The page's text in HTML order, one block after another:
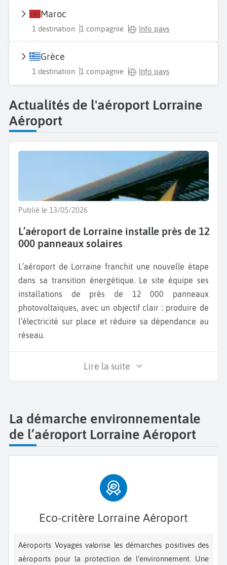
Maroc
1 destination 1 compagnie Info pays
Grèce
1 destination 1 compagnie Info pays
Actualités de l'aéroport Lorraine
Aéroport
Publié le 13/05/2026
L’aéroport de Lorraine installe près de 12
000 panneaux solaires
L’aéroport de Lorraine franchit une nouvelle étape
dans sa transition énergétique. Le site équipe ses
installations de près de 12 000 panneaux
photovoltaïques, avec un objectif clair : produire de
l’électricité sur place et réduire sa dépendance au
réseau.
Lire la suite
La démarche environnementale
de l’aéroport Lorraine Aéroport
Eco-critère Lorraine Aéroport
Aéroports Voyages valorise les démarches positives des
aéroports pour la protection de l’environnement. Une